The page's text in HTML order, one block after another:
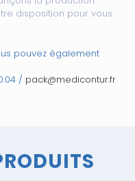
disposition pour vous
pouvez également
/ pack@medicontur.fr